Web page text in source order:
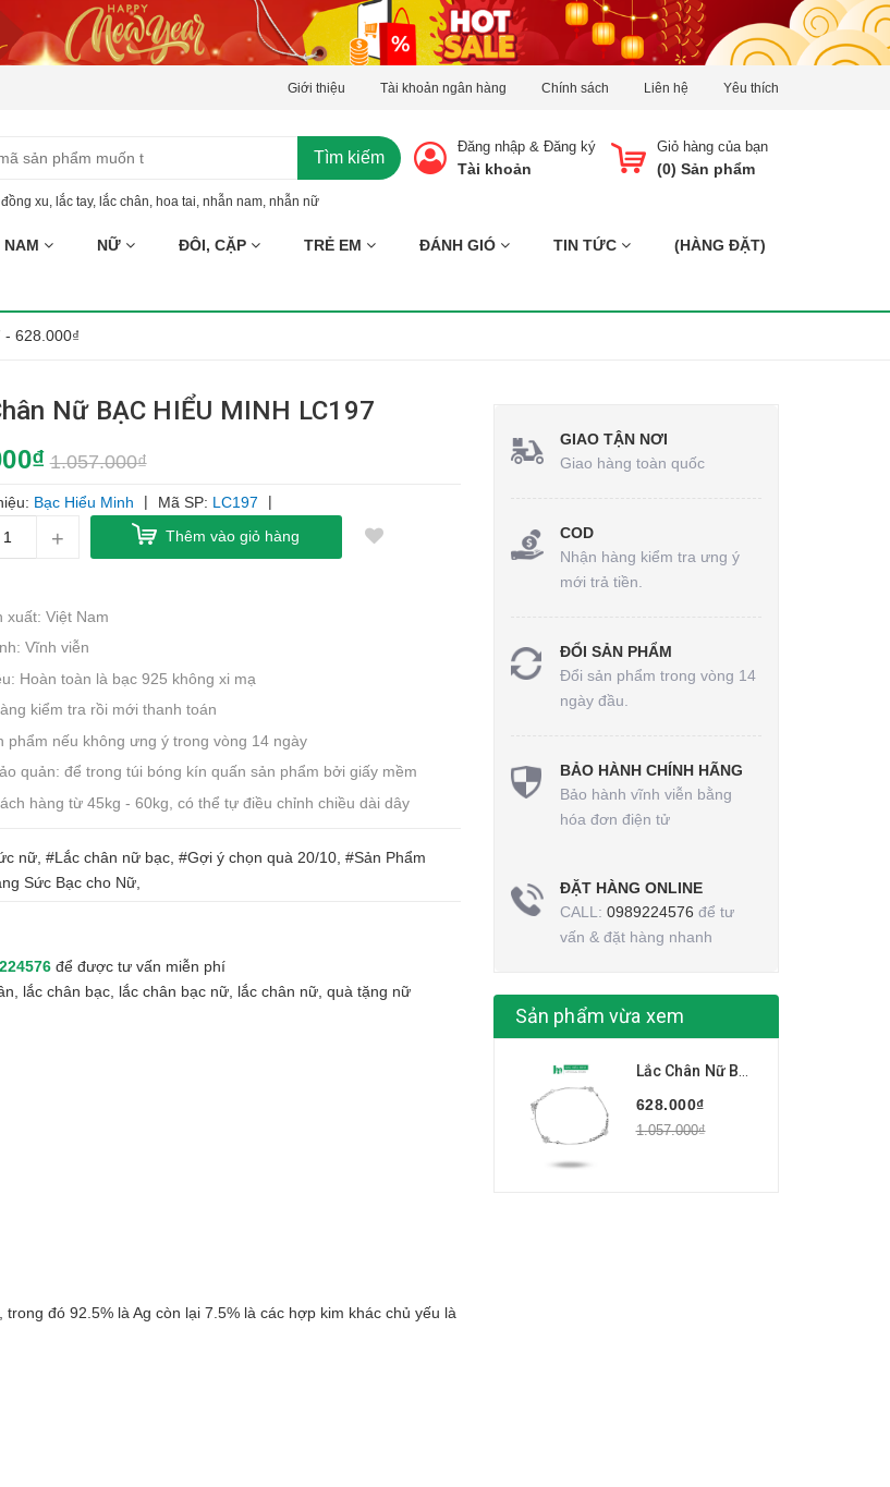
Giới thiệu Tài khoản ngân hàng Chính sách Liên hệ Yêu thích
Tìm kiếm
đồng xu lắc tay, lắc chân hoa tai nhẫn nam nhẫn nữ
Giỏ hàng của bạn
(0) Sản phẩm
Đăng nhập & Đăng ký
Tài khoản
NAM NỮ ĐÔI, CẶP TRẺ EM ĐÁNH GIÓ TIN TỨC (HÀNG ĐẶT)
- 628.000₫
Nữ BẠC HIỂU MINH LC197
1.057.000₫
Bạc Hiểu Minh | Mã SP: LC197 |
+ Thêm vào giỏ hàng
xuất: Việt Nam
Vĩnh viễn
Hoàn toàn là bạc 925 không xi mạ
kiểm tra rồi mới thanh toán
phẩm nếu không ưng ý trong vòng 14 ngày
quản: để trong túi bóng kín quấn sản phẩm bởi giấy mềm
hàng từ 45kg - 60kg, có thể tự điều chỉnh chiều dài dây
nữ, #Lắc chân nữ bạc, #Gợi ý chọn quà 20/10, #Sản Phẩm
Sức Bạc cho Nữ,
để được tư vấn miễn phí
lắc chân bạc, lắc chân bạc nữ, lắc chân nữ, quà tặng nữ
đó 92.5% là Ag còn lại 7.5% là các hợp kim khác chủ yếu là
GIAO TẬN NƠI
Giao hàng toàn quốc
COD
Nhận hàng kiểm tra ưng ý
mới trả tiền.
ĐỔI SẢN PHẨM
Đổi sản phẩm trong vòng 14
ngày đầu.
BẢO HÀNH CHÍNH HÃNG
Bảo hành vĩnh viễn bằng
hóa đơn điện tử
ĐẶT HÀNG ONLINE
CALL: 0989224576 để tư
vấn & đặt hàng nhanh
Sản phẩm vừa xem
628.000₫
1.057.000₫